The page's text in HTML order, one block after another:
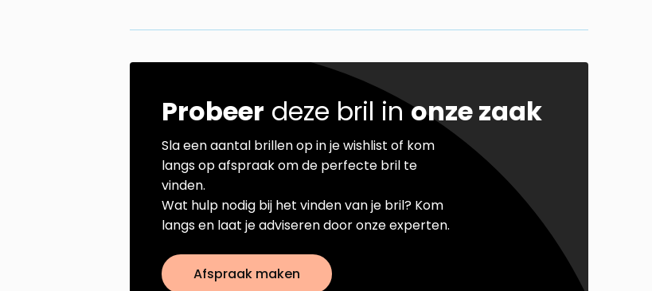
Probeer deze bril inonze zaak
Sla een aantal brillen op in je wishlist of kom
langs op afspraak om de perfecte bril te
vinden.
Wat hulp nodig bij het vinden van je bril? Kom
langs en laat je adviseren door onze experten.
Afspraak maken